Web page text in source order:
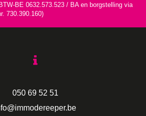
BE 0632.573.523 / BA en borgstelling via
730.390.160)
050 69 52 51